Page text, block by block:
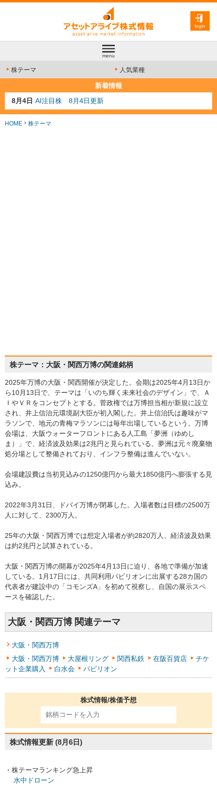
login
menu
株テーマ 人気業種
新着情報
8月4日 AI注目株 8月4日更新
8月3日 人気業種注目株 8月3日更新
8月2日 金融注目株 8月2日更新
HOME 株テーマ
株テーマ：大阪・関西万博の関連銘柄
2025年万博の大阪・関西開催が決定した。会期は2025年4月13日か
ら10月13日で、テーマは「いのち輝く未来社会のデザイン」で、Ａ
ＩやＶＲをコンセプトとする。菅政権では万博担当相が新規に設立
され、井上信治元環境副大臣が初入閣した。井上信治氏は趣味がマ
ラソンで、地元の青梅マラソンには毎年出場しているという。万博
会場は、大阪ウォーターフロントにある人工島「夢洲（ゆめし
ま）」で、経済波及効果は2兆円と見られている。夢洲は元々廃棄物
処分場として整備されており、インフラ整備は進んでいない。
会場建設費は当初見込みの1250億円から最大1850億円へ膨張する見
込み。
2022年3月31日、ドバイ万博が閉幕した。入場者数は目標の2500万
人に対して、2300万人。
25年の大阪・関西万博では想定入場者が約2820万人、経済波及効果
は約2兆円と試算されている。
大阪・関西万博の開幕が2025年4月13日に迫り、各地で準備が加速
している。1月17日には、共同利用パビリオンに出展する28カ国の
代表者が建設中の「コモンズA」を初めて視察し、自国の展示スペ
ースを確認した。
大阪・関西万博 関連テーマ
大阪・関西万博
大阪・関西万博
大屋根リング 関西私鉄 在阪百貨店
チケ
ット企業購入
白水会 パビリオン
株式情報/株価予想
株式情報更新 (8月6日)
・株テーマランキング急上昇
水中ドローン